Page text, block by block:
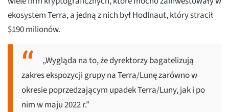
ekosystem Terra, a jedną z nich był Hodlnaut, który stracił
$190 milionów.
„Wygląda na to, że dyrektorzy bagatelizują
zakres ekspozycji grupy na Terra/Lunę zarówno w
okresie poprzedzającym upadek Terra/Luny, jak i po
nim w maju 2022 r.”